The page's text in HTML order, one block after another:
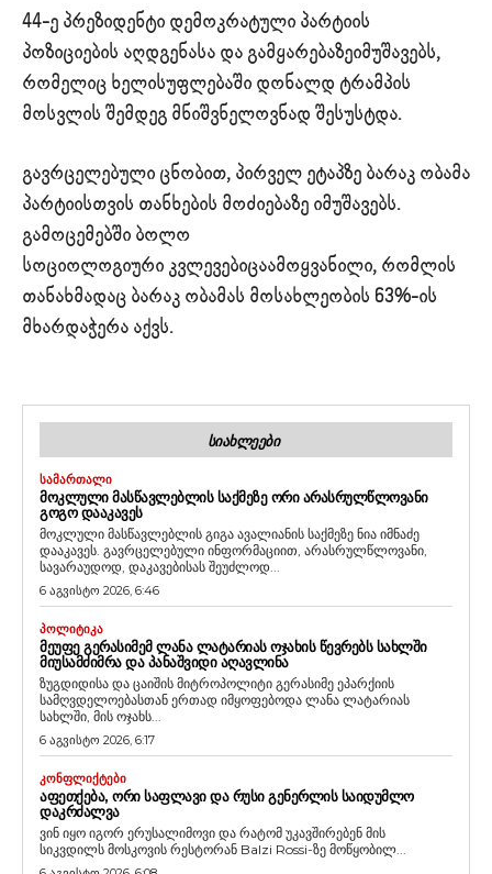
44-ე პრეზიდენტი დემოკრატული პარტიის
პოზიციების აღდგენასა და გამყარებაზეიმუშავებს,
რომელიც ხელისუფლებაში დონალდ ტრამპის
მოსვლის შემდეგ მნიშვნელოვნად შესუსტდა.
გავრცელებული ცნობით, პირველ ეტაპზე ბარაკ ობამა
პარტიისთვის თანხების მოძიებაზე იმუშავებს.
გამოცემებში ბოლო
სოციოლოგიური კვლევებიცაამოყვანილი, რომლის
თანახმადაც ბარაკ ობამას მოსახლეობის 63%-ის
მხარდაჭერა აქვს.
ᲡᲘᲐᲮᲚᲔᲔᲑᲘ
ᲡᲐᲛᲐᲠᲗᲐᲚᲘ
ᲛᲝᲙᲚᲣᲚᲘ ᲛᲐᲡᲬᲐᲕᲚᲔᲑᲚᲘᲡ ᲡᲐᲥᲛᲔᲖᲔ ᲝᲠᲘ ᲐᲠᲐᲡᲠᲣᲚᲬᲚᲝᲕᲐᲜᲘ
ᲒᲝᲒᲝ ᲓᲐᲐᲙᲐᲕᲔᲡ
მოკლული მასწავლებლის გიგა ავალიანის საქმეზე ნია იმნაძე
დააკავეს. გავრცელებული ინფორმაციით, არასრულწლოვანი,
სავარაუდოდ, დაკავებისას შეუძლოდ...
6 აგვისტო 2026, 6:46
ᲞᲝᲚᲘᲢᲘᲙᲐ
ᲛᲔᲣᲤᲔ ᲒᲔᲠᲐᲡᲘᲛᲔᲛ ᲚᲐᲜᲐ ᲚᲐᲢᲐᲠᲘᲐᲡ ᲝᲯᲐᲮᲘᲡ ᲬᲔᲕᲠᲔᲑᲡ ᲡᲐᲮᲚᲨᲘ
ᲛᲘᲣᲡᲐᲛᲫᲘᲛᲠᲐ ᲓᲐ ᲞᲐᲜᲐᲨᲕᲘᲓᲘ ᲐᲦᲐᲕᲚᲘᲜᲐ
ზუგდიდისა და ცაიშის მიტროპოლიტი გერასიმე ეპარქიის
სამღვდელოებასთან ერთად იმყოფებოდა ლანა ლატარიას
სახლში, მის ოჯახს...
6 აგვისტო 2026, 6:17
ᲙᲝᲜᲤᲚᲘᲥᲢᲔᲑᲘ
ᲐᲤᲔᲗᲥᲔᲑᲐ, ᲝᲠᲘ ᲡᲐᲤᲚᲐᲕᲘ ᲓᲐ ᲠᲣᲡᲘ ᲒᲔᲜᲔᲠᲚᲘᲡ ᲡᲐᲘᲓᲣᲛᲚᲝ
ᲓᲐᲙᲠᲫᲐᲚᲕᲐ
ვინ იყო იგორ ერუსალიმოვი და რატომ უკავშირებენ მის
სიკვდილს მოსკოვის რესტორან Balzi Rossi-ზე მოწყობილ...